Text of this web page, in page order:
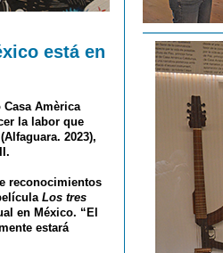
está en
Amèrica
la labor que
(Alfaguara. 2023),
reconocimientos
Los tres
en México. “El
estará